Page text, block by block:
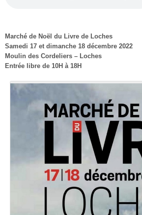
Marché de Noël du Livre de Loches
Samedi 17 et dimanche 18 décembre 2022
Moulin des Cordeliers – Loches
Entrée libre de 10H à 18H